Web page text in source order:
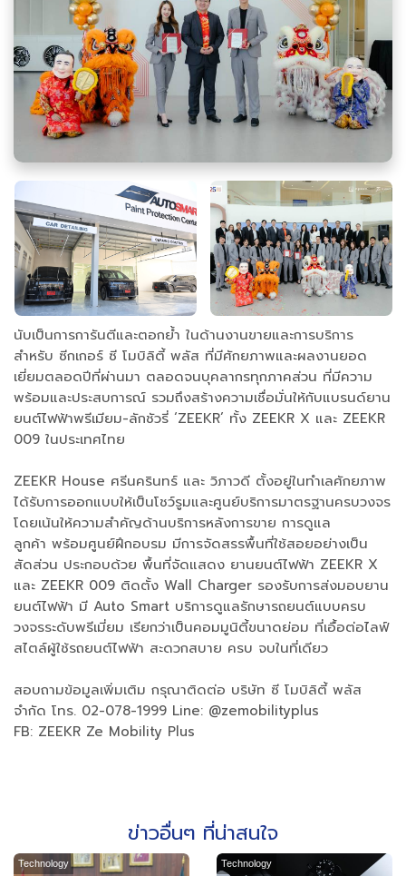
นับเป็นการการันตีและตอกย้ำ ในด้านงานขายและการบริการ
สำหรับ ซีกเกอร์ ซี โมบิลิตี้ พลัส ที่มีศักยภาพและผลงานยอด
เยี่ยมตลอดปีที่ผ่านมา ตลอดจนบุคลากรทุกภาคส่วน ที่มีความ
พร้อมและประสบการณ์ รวมถึงสร้างความเชื่อมั่นให้กับแบรนด์ยาน
ยนต์ไฟฟ้าพรีเมียม-ลักชัวรี่ ‘ZEEKR’ ทั้ง ZEEKR X และ ZEEKR
009 ในประเทศไทย
ZEEKR House ศรีนครินทร์ และ วิภาวดี ตั้งอยู่ในทำเลศักยภาพ
ได้รับการออกแบบให้เป็นโชว์รูมและศูนย์บริการมาตรฐานครบวงจร
โดยเน้นให้ความสำคัญด้านบริการหลังการขาย การดูแล
ลูกค้า พร้อมศูนย์ฝึกอบรม มีการจัดสรรพื้นที่ใช้สอยอย่างเป็น
สัดส่วน ประกอบด้วย พื้นที่จัดแสดง ยานยนต์ไฟฟ้า ZEEKR X
และ ZEEKR 009 ติดตั้ง Wall Charger รองรับการส่งมอบยาน
ยนต์ไฟฟ้า มี Auto Smart บริการดูแลรักษารถยนต์แบบครบ
วงจรระดับพรีเมี่ยม เรียกว่าเป็นคอมมูนิตี้ขนาดย่อม ที่เอื้อต่อไลฟ์
สไตล์ผู้ใช้รถยนต์ไฟฟ้า สะดวกสบาย ครบ จบในที่เดียว
สอบถามข้อมูลเพิ่มเติม กรุณาติดต่อ บริษัท ซี โมบิลิตี้ พลัส
จำกัด โทร. 02-078-1999 Line: @zemobilityplus
FB: ZEEKR Ze Mobility Plus
ข่าวอื่นๆ ที่น่าสนใจ
Technology Technology